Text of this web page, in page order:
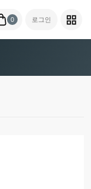
0 로그인